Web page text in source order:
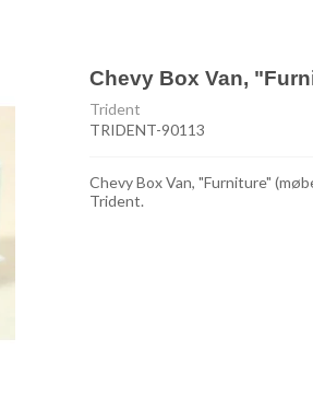
Chevy Box Van,
Trident
TRIDENT-90113
Chevy Box Van, "Furniture"
Trident.